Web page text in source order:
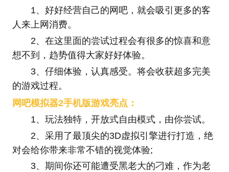
1、好好经营自己的网吧，就会吸引更多的客
人来上网消费。
2、在这里面的尝试过程会有很多的惊喜和意
想不到，趋势值得大家好好体验。
3、仔细体验，认真感受。将会收获超多完美
的游戏过程。
网吧模拟器2手机版游戏亮点：
1、玩法独特，开放式自由模式，由你尝试。
2、采用了最顶尖的3D虚拟引擎进行打造，绝
对会给你带来非常不错的视觉体验;
3、期间你还可能遭受黑老大的刁难，作为老